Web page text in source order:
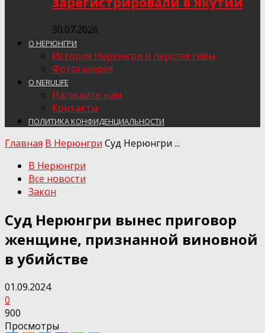
30.07.2026
О НЕРЮНГРИ
История Нерюнгри и перспективы
Фотогалерея
О NERULIFE
Напишите нам
Контакты
ПОЛИТИКА КОНФИДЕНЦИАЛЬНОСТИ
Главная В Нерюнгри Суд Нерюнгри ...
В Нерюнгри
Все новости
Закон
Суд Нерюнгри вынес приговор
женщине, признанной виновной
в убийстве
01.09.2024
0
900
Просмотры